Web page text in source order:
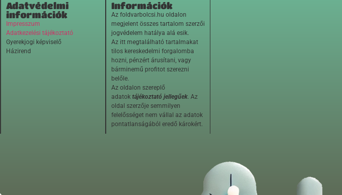
Adatvédelmi
információk
Impresszum
Adatkezelési tájékoztató
Gyerekjogi képviselő
Házirend
Információk
Az foldvarbolcsi.hu oldalon
megjelent összes tartalom szerzői
jogvédelem hatálya alá esik.
Az itt megtalálható tartalmakat
tilos kereskedelmi forgalomba
hozni, pénzért árusítani, vagy
bárminemű profitot szerezni
belőle.
Az oldalon szereplő
adatok tájékoztató jellegűek. Az
oldal szerzője semmilyen
felelősséget nem vállal az adatok
pontatlanságából eredő károkért.